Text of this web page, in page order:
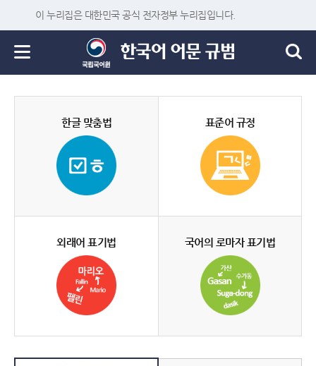
이 누리집은 대한민국 공식 전자정부 누리집입니다.
한글 맞춤법 표준어 규정
외래어 표기법 국어의 로마자 표기법